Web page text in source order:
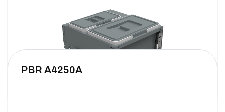
PBR A4250A